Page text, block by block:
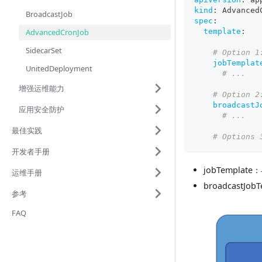
BroadcastJob
AdvancedCronJob
SidecarSet
UnitedDeployment
增强运维能力
应用安全防护
最佳实践
开发者手册
运维手册
参考
FAQ
kind :
spec :
template :
# Option
# ...
# Option
# ...
#
jobTemplate：